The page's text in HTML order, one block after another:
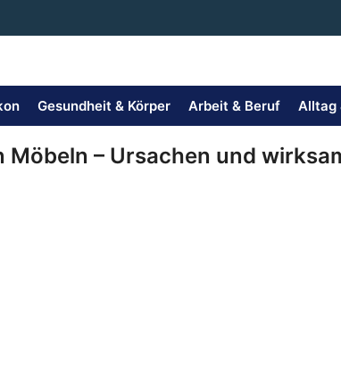
Gesundheit & Körper Arbeit & Beruf Alltag
– Ursachen und